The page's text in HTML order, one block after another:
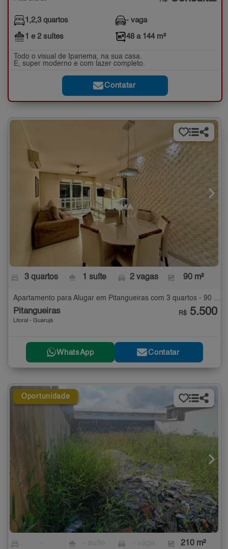
1,2,3 quartos
1 e 2 suítes
- vaga
48 a 144 m²
Todo o visual de Ipanema, na sua casa.
E, super moderno e com lazer completo.
Contatar
3 quartos 1 suíte 2 vagas 90 m²
Pitangueiras
Litoral - Guarujá
R$ 5.500
WhatsApp Contatar
Oportunidade
210 m²